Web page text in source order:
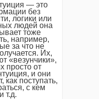
— это
без
логики или
людей она
тоже
например,
за что не
Их,
«везунчики»,
просто от
и они
как поступать,
с кем
т.д.